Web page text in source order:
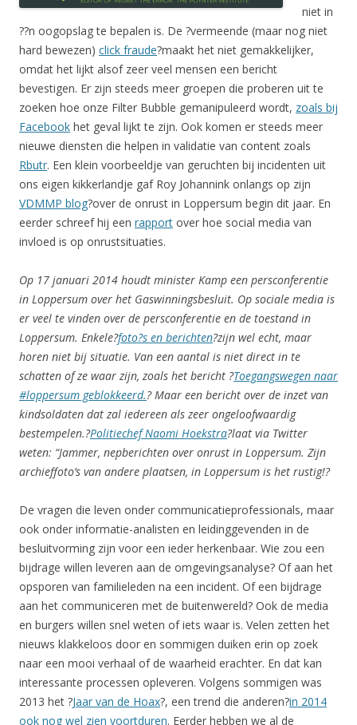
niet in
??n oogopslag te bepalen is. De ?vermeende (maar nog niet
hard bewezen) click fraude?maakt het niet gemakkelijker,
omdat het lijkt alsof zeer veel mensen een bericht
bevestigen. Er zijn steeds meer groepen die proberen uit te
zoeken hoe onze Filter Bubble gemanipuleerd wordt, zoals bij
Facebook het geval lijkt te zijn. Ook komen er steeds meer
nieuwe diensten die helpen in validatie van content zoals
Rbutr. Een klein voorbeeldje van geruchten bij incidenten uit
ons eigen kikkerlandje gaf Roy Johannink onlangs op zijn
VDMMP blog?over de onrust in Loppersum begin dit jaar. En
eerder schreef hij een rapport over hoe social media van
invloed is op onrustsituaties.
Op 17 januari 2014 houdt minister Kamp een persconferentie
in Loppersum over het Gaswinningsbesluit. Op sociale media is
er veel te vinden over de persconferentie en de toestand in
Loppersum. Enkele?foto?s en berichten?zijn wel echt, maar
horen niet bij situatie. Van een aantal is niet direct in te
schatten of ze waar zijn, zoals het bericht ?Toegangswegen naar
#loppersum geblokkeerd.? Maar een bericht over de inzet van
kindsoldaten dat zal iedereen als zeer ongeloofwaardig
bestempelen.?Politiechef Naomi Hoekstra?laat via Twitter
weten: “Jammer, nepberichten over onrust in Loppersum. Zijn
archieffoto’s van andere plaatsen, in Loppersum is het rustig!?
De vragen die leven onder communicatieprofessionals, maar
ook onder informatie-analisten en leidinggevenden in de
besluitvorming zijn voor een ieder herkenbaar. Wie zou een
bijdrage willen leveren aan de omgevingsanalyse? Of aan het
opsporen van familieleden na een incident. Of een bijdrage
aan het communiceren met de buitenwereld? Ook de media
en burgers willen snel weten of iets waar is. Velen zetten het
nieuws klakkeloos door en sommigen duiken erin op zoek
naar een mooi verhaal of de waarheid erachter. En dat kan
interessante processen opleveren. Volgens sommigen was
2013 het ?Jaar van de Hoax?, een trend die anderen?in 2014
ook nog wel zien voortduren. Eerder hebben we al de